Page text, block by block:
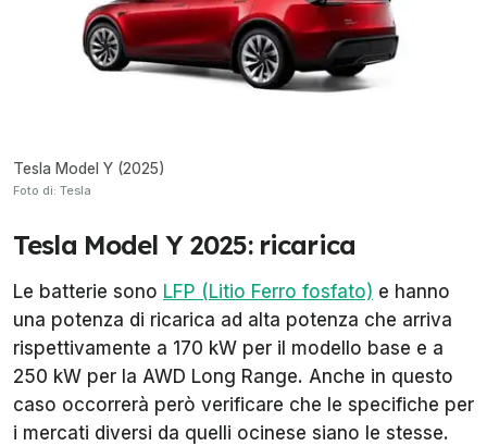
Tesla Model Y (2025)
Foto di: Tesla
Tesla Model Y 2025: ricarica
Le batterie sono LFP (Litio Ferro fosfato) e hanno
una potenza di ricarica ad alta potenza che arriva
rispettivamente a 170 kW per il modello base e a
250 kW per la AWD Long Range. Anche in questo
caso occorrerà però verificare che le specifiche per
i mercati diversi da quelli ocinese siano le stesse.